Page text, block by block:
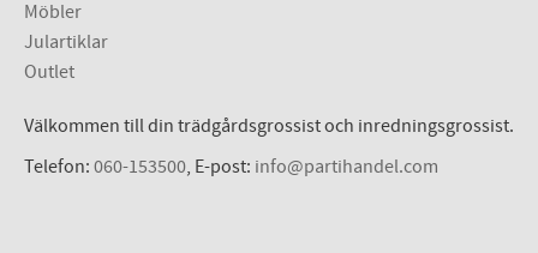
Möbler
Julartiklar
Outlet
Välkommen till din trädgårdsgrossist och inredningsgrossist.
Telefon: 060-153500, E-post: info@partihandel.com